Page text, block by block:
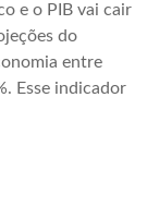
e o PIB vai cair
do
entre
Esse indicador